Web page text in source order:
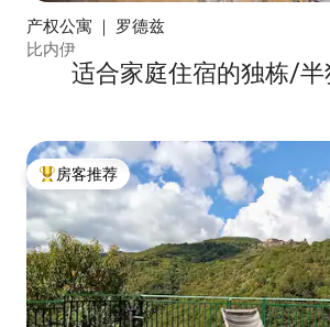
产权公寓 ｜ 罗德兹
比内伊
适合家庭住宿的独栋/半
热门「房客推荐」
房客推荐